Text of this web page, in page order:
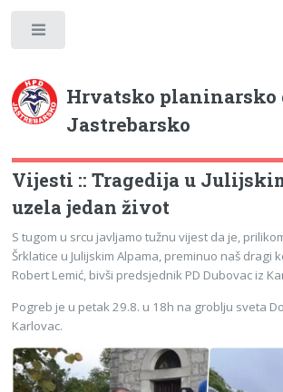
Hrvatsko planinarsko
Jastrebarsko
Vijesti :: Tragedija u
uzela jedan život
S tugom u srcu javljamo tužnu vijest da je,
Šrklatice u Julijskim Alpama, preminuo naš dragi
Robert Lemić, bivši predsjednik PD Dubovac iz
Pogreb je u petak 29.8. u 18h na groblju sveta
Karlovac.